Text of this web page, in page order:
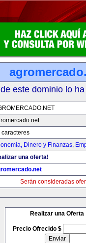
este dominio lo
caracteres
Dinero y Finanzas,
una oferta!
Serán consideradas
Realizar una Oferta
Precio Ofrecido $